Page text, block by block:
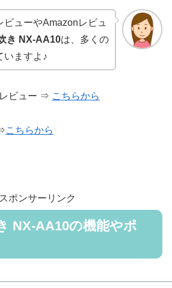
ューやAmazonレビュ
き NX-AA10は、多くの
いますよ♪
ビュー ⇒ こちらから
こちらから
スポンサーリンク
NX-AA10の機能やポ